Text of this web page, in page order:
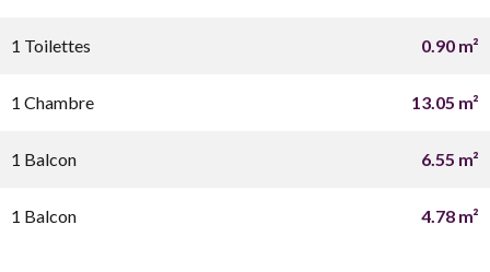
1 Toilettes 0.90 m²
1 Chambre 13.05 m²
1 Balcon 6.55 m²
1 Balcon 4.78 m²